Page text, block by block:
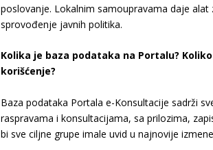
poslovanje. Lokalnim samoupravama daje
sprovođenje javnih politika.
Kolika je baza podataka na Portalu?
korišćenje?
Baza podataka Portala e-Konsultacije sadrži
raspravama i konsultacijama, sa prilozima,
bi sve ciljne grupe imale uvid u najnovije